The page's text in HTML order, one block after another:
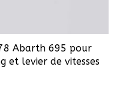
Abarth 695 pour
et levier de vitesses